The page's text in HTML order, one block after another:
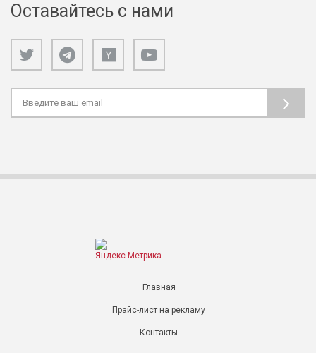
Оставайтесь с нами
Главная
Прайс-лист на рекламу
Контакты